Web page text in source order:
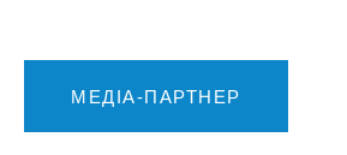
МЕДІА-ПАРТНЕР